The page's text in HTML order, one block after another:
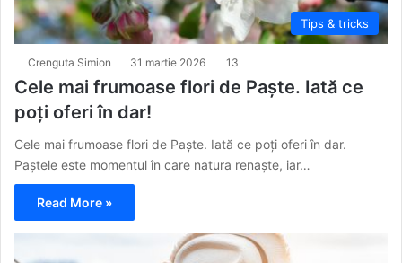
Tips & tricks
Crenguta Simion 31 martie 2026 13
Cele mai frumoase flori de Paște. Iată ce
poți oferi în dar!
Cele mai frumoase flori de Paște. Iată ce poți oferi în dar.
Paștele este momentul în care natura renaște, iar…
Read More »